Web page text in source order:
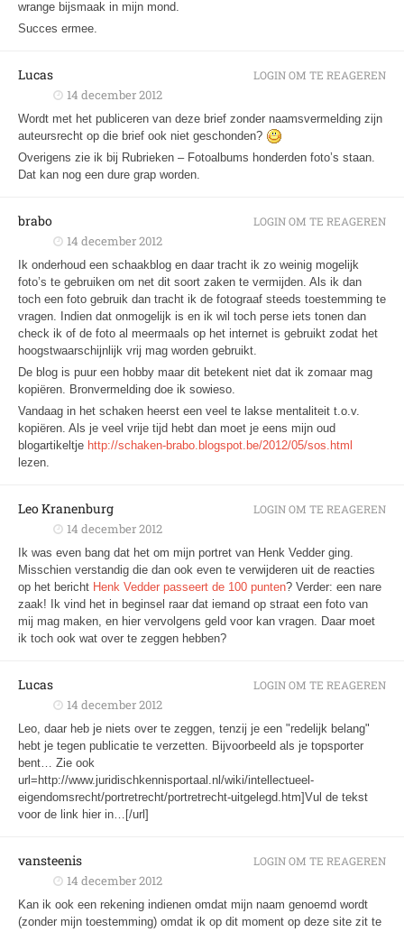
wrange bijsmaak in mijn mond.
Succes ermee.
Lucas
14 december 2012
Wordt met het publiceren van deze brief zonder naamsvermelding zijn
auteursrecht op die brief ook niet geschonden?
Overigens zie ik bij Rubrieken – Fotoalbums honderden foto’s staan.
Dat kan nog een dure grap worden.
LOGIN OM TE REAGEREN
brabo
14 december 2012
Ik onderhoud een schaakblog en daar tracht ik zo weinig mogelijk
foto’s te gebruiken om net dit soort zaken te vermijden. Als ik dan
toch een foto gebruik dan tracht ik de fotograaf steeds toestemming te
vragen. Indien dat onmogelijk is en ik wil toch perse iets tonen dan
check ik of de foto al meermaals op het internet is gebruikt zodat het
hoogstwaarschijnlijk vrij mag worden gebruikt.
De blog is puur een hobby maar dit betekent niet dat ik zomaar mag
kopiëren. Bronvermelding doe ik sowieso.
Vandaag in het schaken heerst een veel te lakse mentaliteit t.o.v.
kopiëren. Als je veel vrije tijd hebt dan moet je eens mijn oud
blogartikeltje http://schaken-brabo.blogspot.be/2012/05/sos.html
lezen.
LOGIN OM TE REAGEREN
Leo Kranenburg
14 december 2012
Ik was even bang dat het om mijn portret van Henk Vedder ging.
Misschien verstandig die dan ook even te verwijderen uit de reacties
op het bericht Henk Vedder passeert de 100 punten? Verder: een nare
zaak! Ik vind het in beginsel raar dat iemand op straat een foto van
mij mag maken, en hier vervolgens geld voor kan vragen. Daar moet
ik toch ook wat over te zeggen hebben?
LOGIN OM TE REAGEREN
Lucas
14 december 2012
Leo, daar heb je niets over te zeggen, tenzij je een "redelijk belang"
hebt je tegen publicatie te verzetten. Bijvoorbeeld als je topsporter
bent… Zie ook
url=http://www.juridischkennisportaal.nl/wiki/intellectueel-
eigendomsrecht/portretrecht/portretrecht-uitgelegd.htm]Vul de tekst
voor de link hier in…[/url]
LOGIN OM TE REAGEREN
vansteenis
14 december 2012
Kan ik ook een rekening indienen omdat mijn naam genoemd wordt
(zonder mijn toestemming) omdat ik op dit moment op deze site zit te
LOGIN OM TE REAGEREN